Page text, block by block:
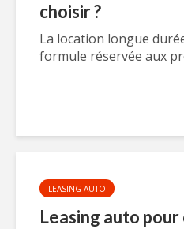
choisir ?
La location longue
formule réservée aux
LEASING AUTO
Leasing auto